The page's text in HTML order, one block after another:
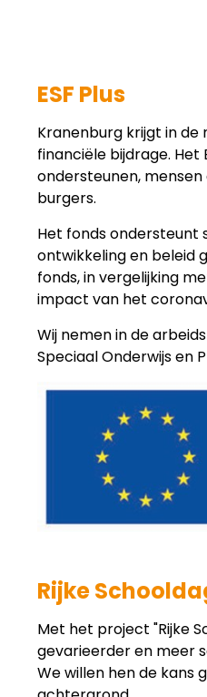
ESF Plus
Kranenburg krijgt in de
financiële bijdrage. Het
ondersteunen,
burgers.
Het fonds ondersteunt
ontwikkeling en beleid
fonds, in vergelijking
impact van het
Wij nemen in de
Speciaal Onderwijs en
Rijke
Met het project "Rijke
gevarieerder en meer
We willen hen de kans